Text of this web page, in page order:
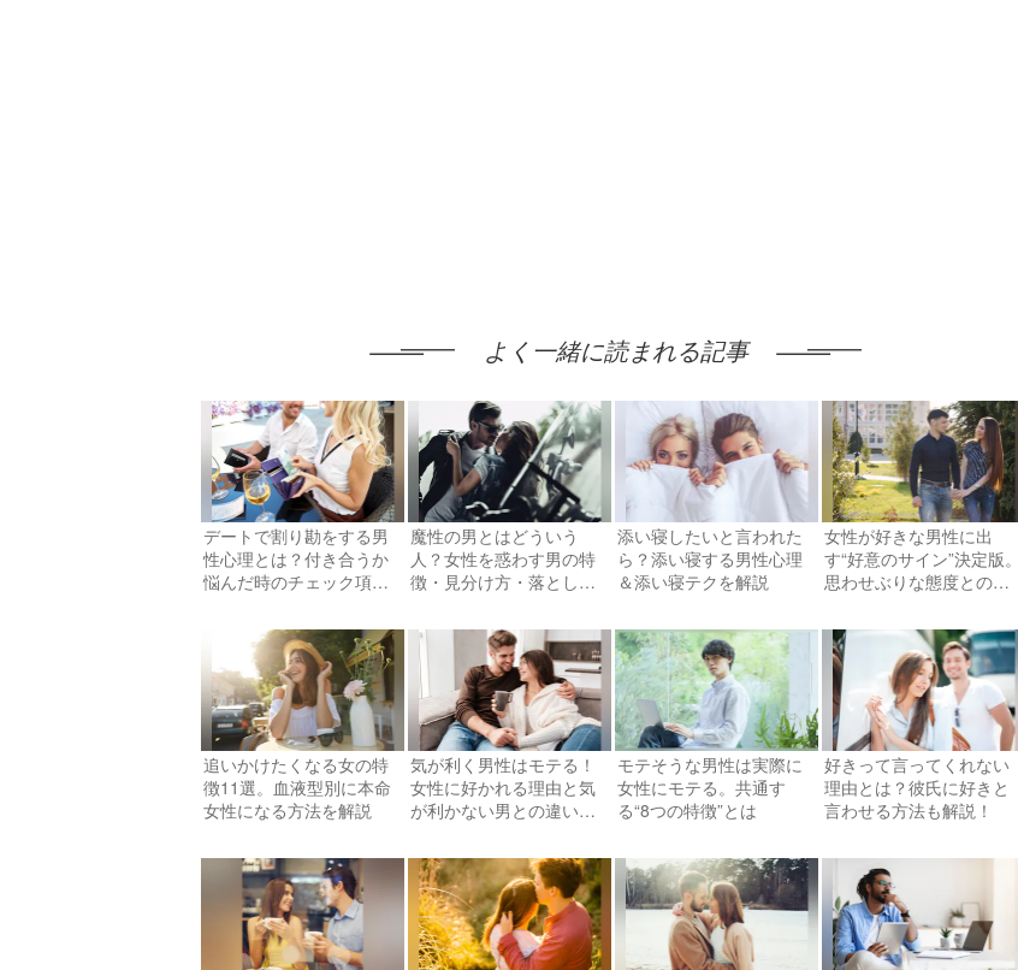
よく一緒に読まれる記事
デートで割り勘をする男
性心理とは？付き合うか
悩んだ時のチェック項目
魔性の男とはどういう
人？女性を惑わす男の特
徴・見分け方・落とし方
添い寝したいと言われた
ら？添い寝する男性心理
＆添い寝テクを解説
女性が好きな男性に出
す“好意のサイン”決定版。
思わせぶりな態度との違
追いかけたくなる女の特
徴11選。血液型別に本命
女性になる方法を解説
気が利く男性はモテる！
女性に好かれる理由と気
が利かない男との違いを
モテそうな男性は実際に
女性にモテる。共通す
る“8つの特徴”とは
好きって言ってくれない
理由とは？彼氏に好きと
言わせる方法も解説！